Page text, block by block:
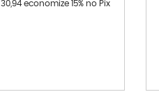
30,94economize15% no Pix